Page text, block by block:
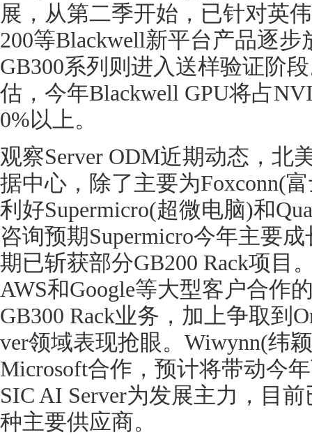
展，从第二季开始，已针对英
200等Blackwell新平台产品逐
GB300系列则进入送样验证阶
估，今年Blackwell GPU将占
0%以上。
观察Server ODM近期动态，北
据中心，除了主要为Foxconn(
利好Supermicro(超微电脑)和
咨询预期Supermicro今年主要
期已斩获部分GB200 Rack项目
AWS和Google等大型客户合作
GB300 Rack业务，加上争取到
ver领域表现抢眼。Wiwynn(纬
Microsoft合作，预计将带动今
SIC AI Server为发展主力，目
种主要供应商。